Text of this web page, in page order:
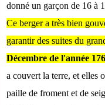
donné un garçon de 16 à
Ce berger a très bien
garantir des suites du
Décembre de l'année
a couvert la terre, et elles
paille de froment et de